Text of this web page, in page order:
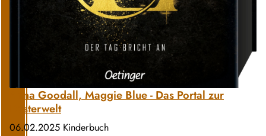
Anna Goodall, Maggie Blue - Das Portal zur
Düsterwelt
06.02.2025 Kinderbuch